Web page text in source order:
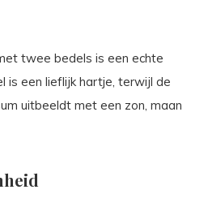
twee bedels is een echte
is een lieflijk hartje, terwijl de
uitbeeldt met een zon, maan